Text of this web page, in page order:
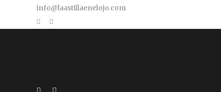
info@laastillaenelojo.com